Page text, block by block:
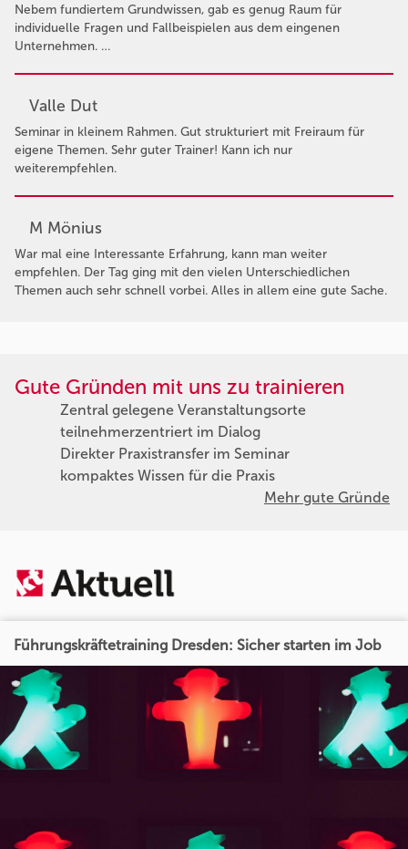
Nebem fundiertem Grundwissen, gab es genug Raum für
individuelle Fragen und Fallbeispielen aus dem eingenen
Unternehmen. …
Valle Dut
Seminar in kleinem Rahmen. Gut strukturiert mit Freiraum für
eigene Themen. Sehr guter Trainer! Kann ich nur
weiterempfehlen.
M Mönius
War mal eine Interessante Erfahrung, kann man weiter
empfehlen. Der Tag ging mit den vielen Unterschiedlichen
Themen auch sehr schnell vorbei. Alles in allem eine gute Sache.
Gute Gründen mit uns zu trainieren
Zentral gelegene Veranstaltungsorte
teilnehmerzentriert im Dialog
Direkter Praxistransfer im Seminar
kompaktes Wissen für die Praxis
Mehr gute Gründe
Führungskräftetraining Dresden: Sicher starten im Job